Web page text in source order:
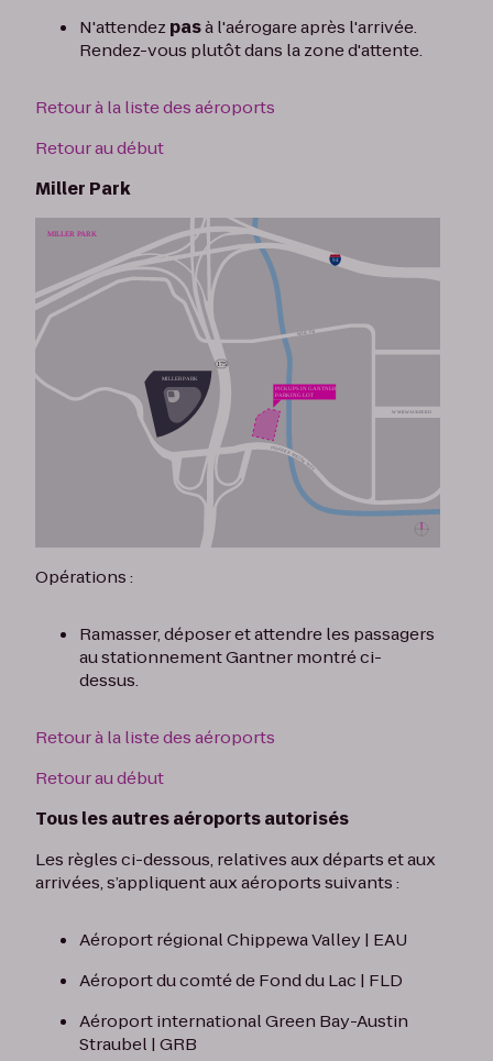
N'attendez pasà l'aérogare après l'arrivée.
Rendez-vous plutôt dans la zone d'attente.
Retour à la liste des aéroports
Retour au début
Miller Park
Opérations :
Ramasser, déposer et attendre les passagers
au stationnement Gantner montré ci-
dessus.
Retour à la liste des aéroports
Retour au début
Tous les autres aéroports autorisés
Les règles ci-dessous, relatives aux départs et aux
arrivées, s’appliquent aux aéroports suivants :
Aéroport régional Chippewa Valley | EAU
Aéroport du comté de Fond du Lac | FLD
Aéroport international Green Bay-Austin
Straubel | GRB